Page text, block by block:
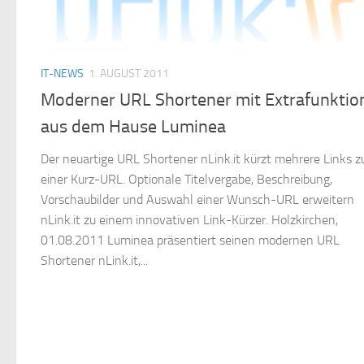
IT-NEWS 1. AUGUST 2011
Moderner URL Shortener mit
aus dem Hause Luminea
Der neuartige URL Shortener nLink.it kürzt mehrere Links
einer Kurz-URL. Optionale Titelvergabe, Beschreibung,
Vorschaubilder und Auswahl einer Wunsch-URL erweitern
nLink.it zu einem innovativen Link-Kürzer. Holzkirchen,
01.08.2011 Luminea präsentiert seinen modernen URL
Shortener nLink.it,...